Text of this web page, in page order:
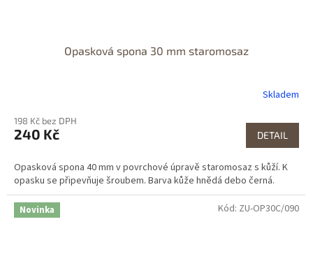
Opasková spona 30 mm staromosaz
Skladem
198 Kč bez DPH
240 Kč DETAIL
Opasková spona 40 mm v povrchové úpravě staromosaz s kůží. K
opasku se připevňuje šroubem. Barva kůže hnědá debo černá.
Novinka Kód: ZU-OP30C/090